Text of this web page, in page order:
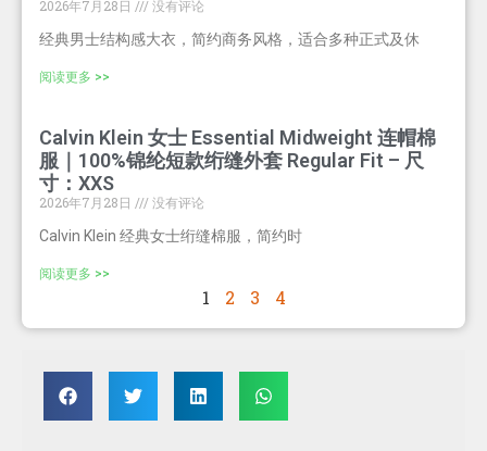
2026年7月28日
没有评论
经典男士结构感大衣，简约商务风格，适合多种正式及休
阅读更多 >>
Calvin Klein 女士 Essential Midweight 连帽棉
服｜100%锦纶短款绗缝外套 Regular Fit – 尺
寸：XXS
2026年7月28日
没有评论
Calvin Klein 经典女士绗缝棉服，简约时
阅读更多 >>
1 2 3 4